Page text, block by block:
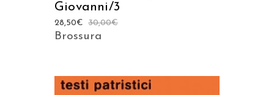
Giovanni/3
30,00€
28,50€
Brossura